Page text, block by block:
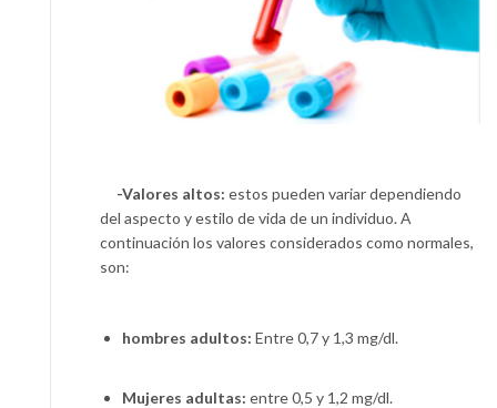
-Valores altos: estos pueden variar dependiendo
del aspecto y estilo de vida de un individuo. A
continuación los valores considerados como normales,
son:
hombres adultos: Entre 0,7 y 1,3 mg/dl.
Mujeres adultas: entre 0,5 y 1,2 mg/dl.